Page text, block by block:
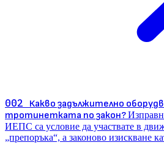
002 Какво задължително
тротинетката по закон?
ИЕПС са условие да участвате в
„препоръка“, а законово изискване